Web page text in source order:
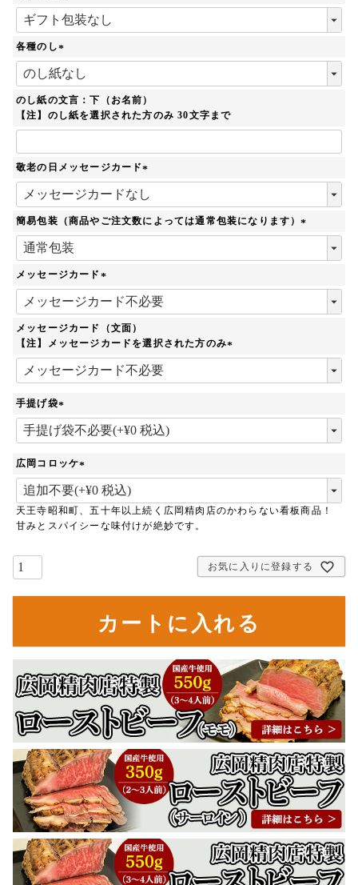
必
各種のし
(
必
須
)
のし紙の文言：下（お名前）
【注】のし紙を選択された方のみ 30文字まで
敬老の日メッセージカード
必
須
簡易包装（商品やご注文数によっては通常包装になります）
メッセージカード
須
)
メッセージカード（文面）
【注】メッセージカードを選択された方のみ
手提げ袋
(
必
)
広岡コロッケ
必
須
)
天王寺昭和町、五十年以上続く広岡精肉店のかわらない看板商品！
甘みとスパイシーな味付けが絶妙です。
お気に入りに登録する
カートに入れる